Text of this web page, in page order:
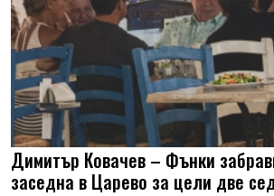
Димитър Ковачев – Фънки
заседна в Царево за цели две